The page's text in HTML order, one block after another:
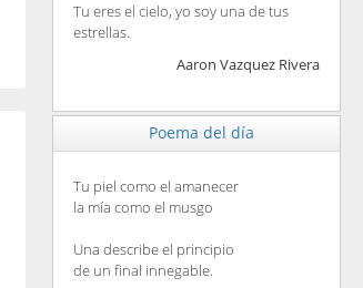
Tu eres el cielo, yo soy una de tus
estrellas.
Aaron Vazquez Rivera
Poema del día
Tu piel como el amanecer
la mía como el musgo
Una describe el principio
de un final innegable.